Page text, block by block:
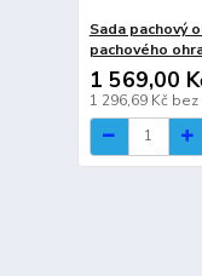
Sada pachový
pachového
1 569,00
1 296,69 Kč bez